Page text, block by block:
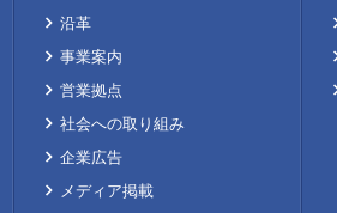
沿革
事業案内
営業拠点
社会への取り組み
企業広告
メディア掲載